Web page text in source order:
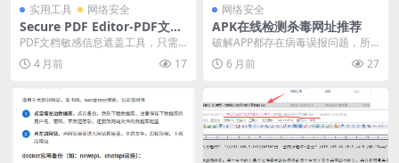
实用工具 网络安全
Secure PDF Editor-PDF文档
敏感信息遮盖工具
PDF文档敏感信息遮盖工具，只需
选择要处理的 PDF 文件，再通过手
动框选需遮蔽...
4 月前 17
网络安全
APK在线检测杀毒网址推荐
破解APP都存在病毒误报问题，所
以非常难以区分是否存在病毒可能
性，强烈建议安装使...
6 月前 27